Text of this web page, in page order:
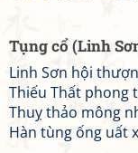
Tụng cổ (Linh
Linh Sơn hội
Thiếu Thất phong
Thuỵ thảo mông
Hàn tùng ống uất